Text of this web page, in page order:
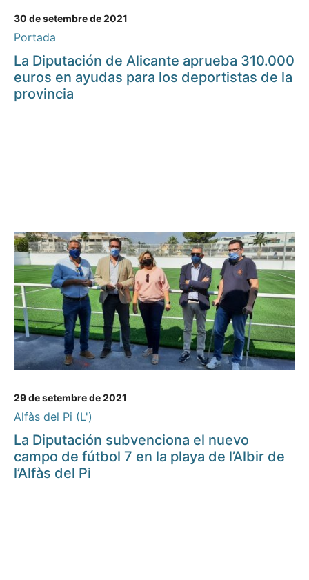
30 de setembre de 2021
Portada
La Diputación de Alicante aprueba 310.000
euros en ayudas para los deportistas de la
provincia
29 de setembre de 2021
Alfàs del Pi (L')
La Diputación subvenciona el nuevo
campo de fútbol 7 en la playa de l’Albir de
l’Alfàs del Pi